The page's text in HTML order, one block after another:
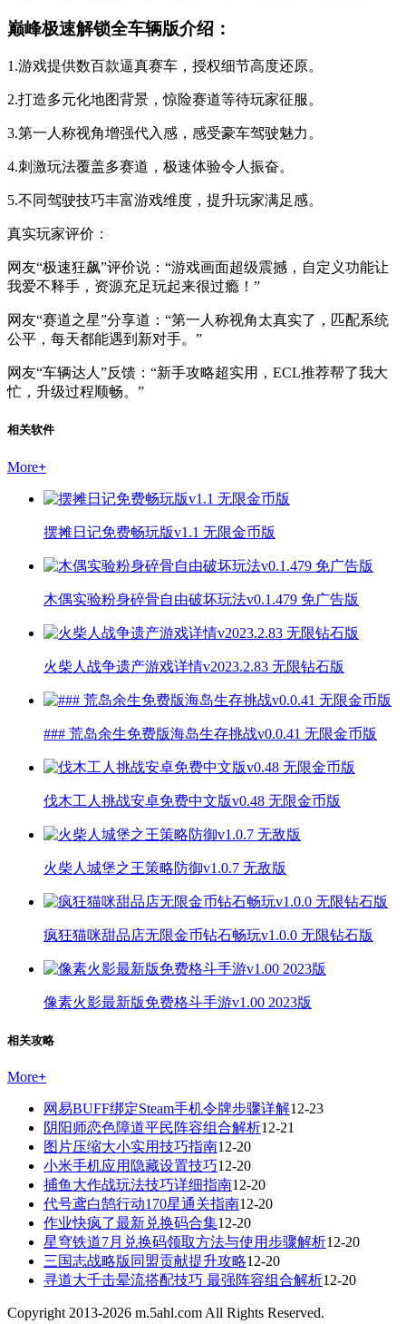
巅峰极速解锁全车辆版介绍：
1.游戏提供数百款逼真赛车，授权细节高度还原。
2.打造多元化地图背景，惊险赛道等待玩家征服。
3.第一人称视角增强代入感，感受豪车驾驶魅力。
4.刺激玩法覆盖多赛道，极速体验令人振奋。
5.不同驾驶技巧丰富游戏维度，提升玩家满足感。
真实玩家评价：
网友“极速狂飙”评价说：“游戏画面超级震撼，自定义功能让
我爱不释手，资源充足玩起来很过瘾！”
网友“赛道之星”分享道：“第一人称视角太真实了，匹配系统
公平，每天都能遇到新对手。”
网友“车辆达人”反馈：“新手攻略超实用，ECL推荐帮了我大
忙，升级过程顺畅。”
相关软件
More+
摆摊日记免费畅玩版v1.1 无限金币版
木偶实验粉身碎骨自由破坏玩法v0.1.479 免广告版
火柴人战争遗产游戏详情v2023.2.83 无限钻石版
### 荒岛余生免费版海岛生存挑战v0.0.41 无限金币版
伐木工人挑战安卓免费中文版v0.48 无限金币版
火柴人城堡之王策略防御v1.0.7 无敌版
疯狂猫咪甜品店无限金币钻石畅玩v1.0.0 无限钻石版
像素火影最新版免费格斗手游v1.00 2023版
相关攻略
More+
网易BUFF绑定Steam手机令牌步骤详解12-23
阴阳师恋色障道平民阵容组合解析12-21
图片压缩大小实用技巧指南12-20
小米手机应用隐藏设置技巧12-20
捕鱼大作战玩法技巧详细指南12-20
代号鸢白鹄行动170星通关指南12-20
作业快疯了最新兑换码合集12-20
星穹铁道7月兑换码领取方法与使用步骤解析12-20
三国志战略版同盟贡献提升攻略12-20
寻道大千击晕流搭配技巧 最强阵容组合解析12-20
Copyright 2013-2026 m.5ahl.com All Rights Reserved.